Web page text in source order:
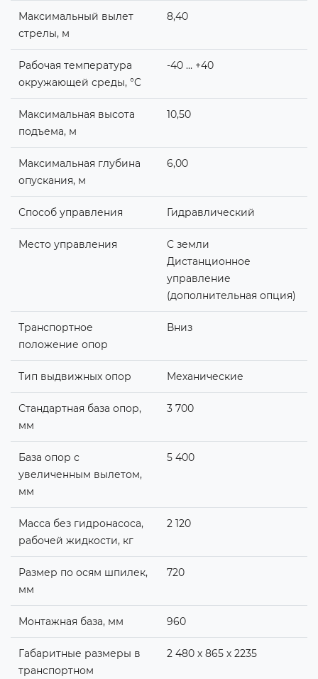
Максимальный вылет
стрелы, м
8,40
Рабочая температура
окружающей среды, °C
-40 … +40
Максимальная высота
подъема, м
10,50
Максимальная глубина
опускания, м
6,00
Способ управления Гидравлический
Место управления
С земли
Дистанционное
управление
(дополнительная опция)
Транспортное
положение опор
Вниз
Тип выдвижных опор Механические
Стандартная база опор,
мм
3 700
База опор с
увеличенным вылетом,
мм
5 400
Масса без гидронасоса,
рабочей жидкости, кг
2 120
Размер по осям шпилек,
мм
720
Монтажная база, мм 960
Габаритные размеры в
транспортном
2 480 х 865 х 2235